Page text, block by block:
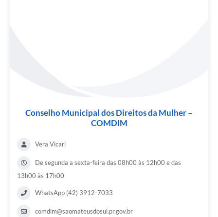
Conselho Municipal dos Direitos da Mulher –
COMDIM
Vera Vicari
De segunda a sexta-feira das 08h00 às 12h00 e das
13h00 às 17h00
WhatsApp (42) 3912-7033
comdim@saomateusdosul.pr.gov.br